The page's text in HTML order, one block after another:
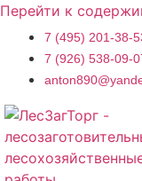
Перейти к
7 (495) 201-38-
7 (926) 538-09-